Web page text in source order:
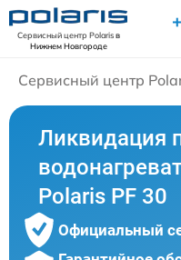
Сервисный центр Polarisв
Нижнем Новгороде
Сервисный центр
Ликвидация
Polaris PF 30
Официальный